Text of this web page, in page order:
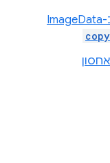
תמיכה ב-HTMLImageElement וב-ImageData